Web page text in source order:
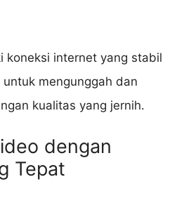
koneksi internet yang stabil
untuk mengunggah dan
kualitas yang jernih.
dengan
Tepat